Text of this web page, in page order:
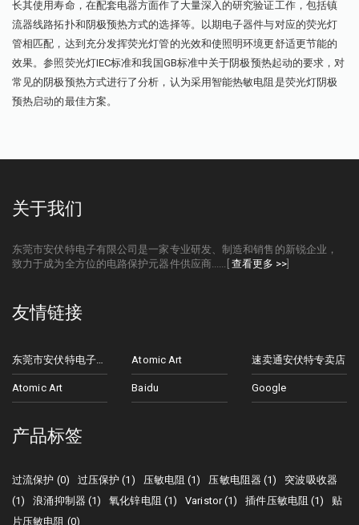
长其使用寿命，在配套电器方面作了大量深入的研究验证工作，包括镇
流器线路拓扑和阴极预热方式的选择等。以期电子器件与对应的荧光灯
管相匹配，达到充分发挥荧光灯管的光效和使照明环境更舒适更节能的
效果。参照荧光灯IEC标准和我国GB标准中关于阴极预热起动的要求，对
常见的阴极预热方式进行了分析，认为采用智能热敏电阻是荧光灯阴极
预热启动的最佳方案。
关于我们
东莞市安伏特电子有限公司是一家专业研发、制造和销售的新锐企业，
致力于成为全方位的电路保护元器件供应商......[ 查看更多 >>
友情链接
东莞市安伏特电子有限公司 Atomic Art 速卖通安伏特专卖店
Atomic Art Baidu Google
产品标签
过流保护 (0) 过压保护 (1) 压敏电阻 (1) 压敏电阻器 (1)
突波吸收器
(1)
浪涌抑制器 (1) 氧化锌电阻 (1) Varistor (1) 插件压敏电阻 (1)
贴
片压敏电阻 (0)